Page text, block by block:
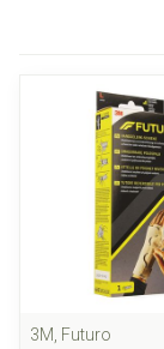
3M, Futuro